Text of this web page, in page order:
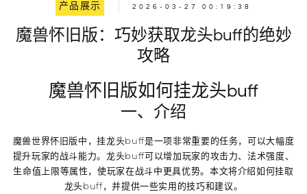
产品展示 2026-03-27 00:19:38
魔兽怀旧版：巧妙获取龙头buff的绝妙
攻略
魔兽怀旧版如何挂龙头buff
一、介绍
魔兽世界怀旧版中，挂龙头buff是一项非常重要的任务，可以大幅度
提升玩家的战斗能力。龙头buff可以增加玩家的攻击力、法术强度、
生命值上限等属性，使玩家在战斗中更具优势。本文将介绍如何挂取
龙头buff，并提供一些实用的技巧和建议。